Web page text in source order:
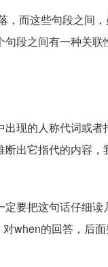
，而这些句段之间
段之间有一种关联
现的人称代词或
出它指代的内容，
要把这句话仔细
when的回答，后